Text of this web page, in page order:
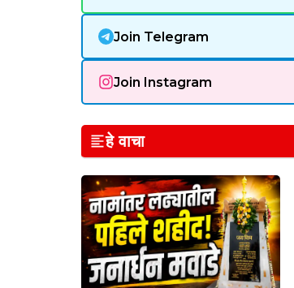
Join Telegram
Join Instagram
हे वाचा